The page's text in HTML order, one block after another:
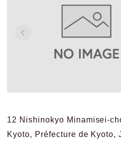
12 Nishinokyo Minamisei-
Kyoto, Préfecture de Kyoto,